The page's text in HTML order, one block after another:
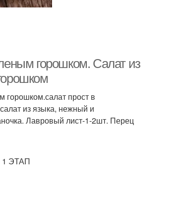
горошком. Салат из
горошком.салат прост в
из языка, нежный и
Лавровый лист-1-2шт. Перец
1 ЭТАП